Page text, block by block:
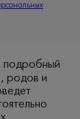
подробный
родов и